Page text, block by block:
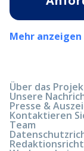
Mehr anzeigen
Über das
Unsere
Presse &
Kontaktieren
Team